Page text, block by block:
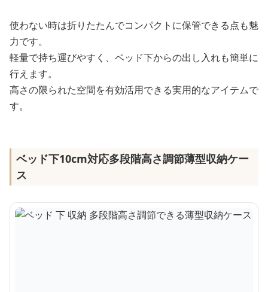
使わない時は折りたたんでコンパクトに保管できる点も魅
力です。
軽量で持ち運びやすく、ベッド下からの出し入れも簡単に
行えます。
高さの限られた空間を有効活用できる実用的なアイテムで
す。
ベッド下10cm対応多段階高さ調節薄型収納ケー
ス